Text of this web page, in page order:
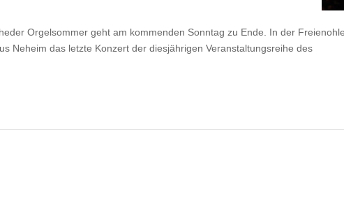
Orgelsommer geht am kommenden Sonntag zu Ende. In der
Neheim das letzte Konzert der diesjährigen Veranstaltungsreihe des